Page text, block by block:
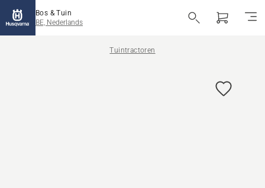
Bos & Tuin
BE, Nederlands
Tuintractoren